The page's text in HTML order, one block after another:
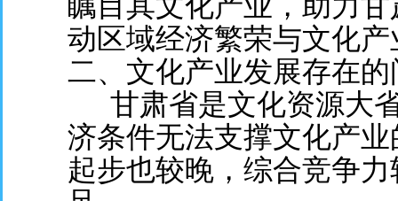
动区域经济繁荣与文化
二、文化产业发展存在的
甘肃省是文化资源大
济条件无法支撑文化产
起步也较晚，综合竞争